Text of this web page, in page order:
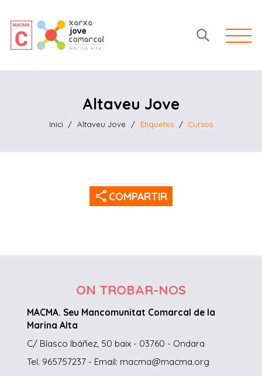
Open
Altaveu Jove
Inici / Altaveu Jove / Etiquetes / Cursos
share COMPARTIR
ON TROBAR-NOS
MACMA. Seu Mancomunitat Comarcal de la
Marina Alta
C/ Blasco Ibáñez, 50 baix - 03760 - Ondara
Tel. 965757237 - Email: macma@macma.org